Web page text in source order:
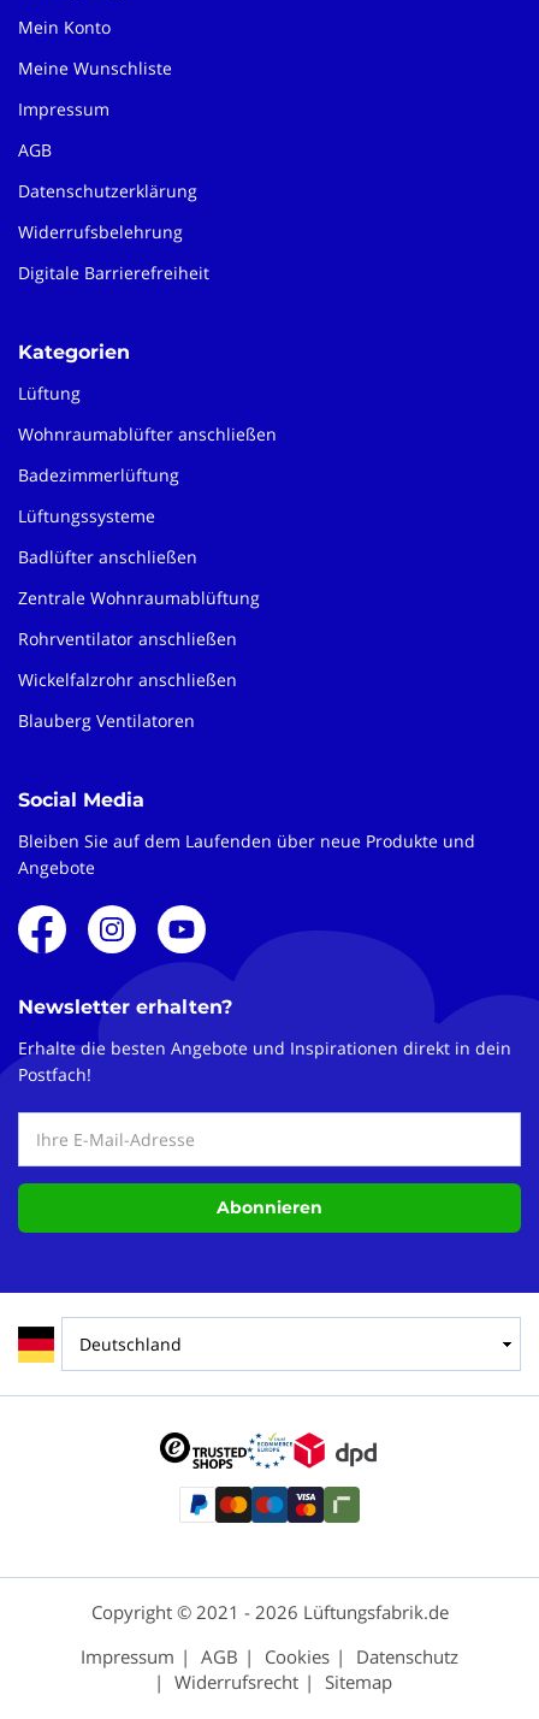
Mein Konto
Meine Wunschliste
Impressum
AGB
Datenschutzerklärung
Widerrufsbelehrung
Digitale Barrierefreiheit
Kategorien
Lüftung
Wohnraumablüfter anschließen
Badezimmerlüftung
Lüftungssysteme
Badlüfter anschließen
Zentrale Wohnraumablüftung
Rohrventilator anschließen
Wickelfalzrohr anschließen
Blauberg Ventilatoren
Social Media
Bleiben Sie auf dem Laufenden über neue Produkte und
Angebote
Newsletter erhalten?
Erhalte die besten Angebote und Inspirationen direkt in dein
Postfach!
Abonnieren
Copyright © 2021 - 2026 Lüftungsfabrik.de
Impressum
AGB Cookies
Datenschutz
Widerrufsrecht
Sitemap